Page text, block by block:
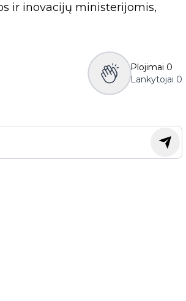
ir inovacijų ministerijomis,
Plojimai 0
Lankytojai 0